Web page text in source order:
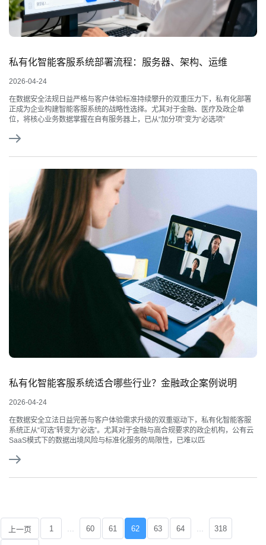
私有化智能客服系统部署流程：服务器、架构、运维
2026-04-24
在数据安全法规日益严格与客户体验标准持续攀升的双重压力下，私有化部署
正成为企业构建智能客服系统的战略性选择。尤其对于金融、医疗及政企单
位，将核心业务数据掌握在自有服务器上，已从“加分项”变为“必选项”
私有化智能客服系统适合哪些行业？金融政企案例说明
2026-04-24
在数据安全立法日益完善与客户体验需求升级的双重驱动下，私有化智能客服
系统正从“可选”转变为“必选”。尤其对于金融与高合规要求的政企机构，公有云
SaaS模式下的数据出境风险与标准化服务的局限性，已难以匹
上一页 1 60 61 62 63 64 318